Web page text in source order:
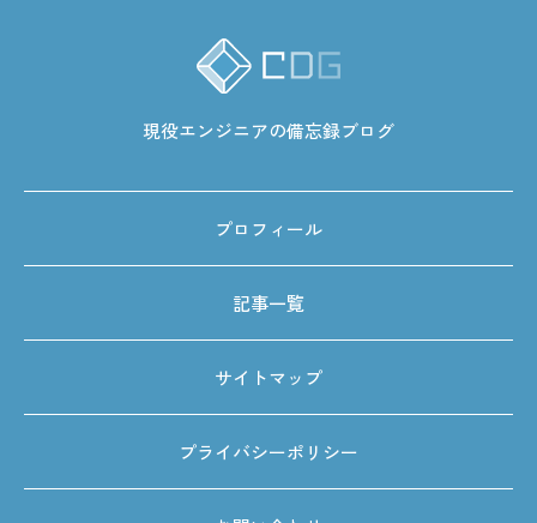
現役エンジニアの備忘録ブログ
プロフィール
記事一覧
サイトマップ
プライバシーポリシー